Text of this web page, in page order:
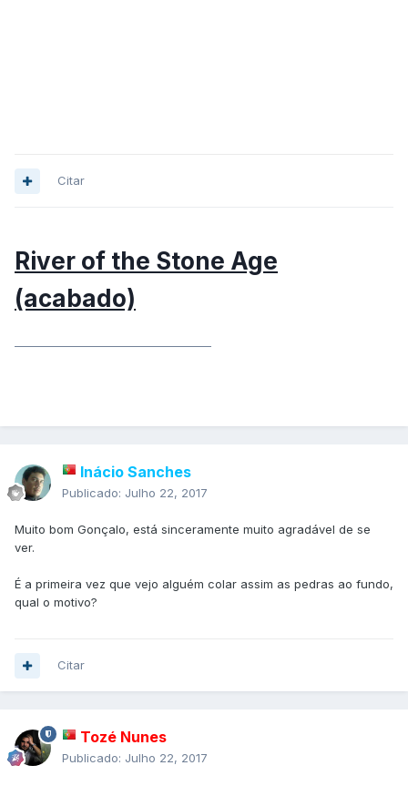
Citar
River of the Stone Age
(acabado)
Inácio Sanches
Publicado: Julho 22, 2017
Muito bom Gonçalo, está sinceramente muito agradável de se
ver.
É a primeira vez que vejo alguém colar assim as pedras ao fundo,
qual o motivo?
Citar
Tozé Nunes
Publicado: Julho 22, 2017